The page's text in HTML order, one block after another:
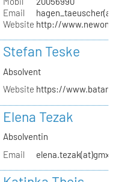
Email
Website http://
Stefan Teske
Absolvent
Website https://
Elena Tezak
Absolventin
Email